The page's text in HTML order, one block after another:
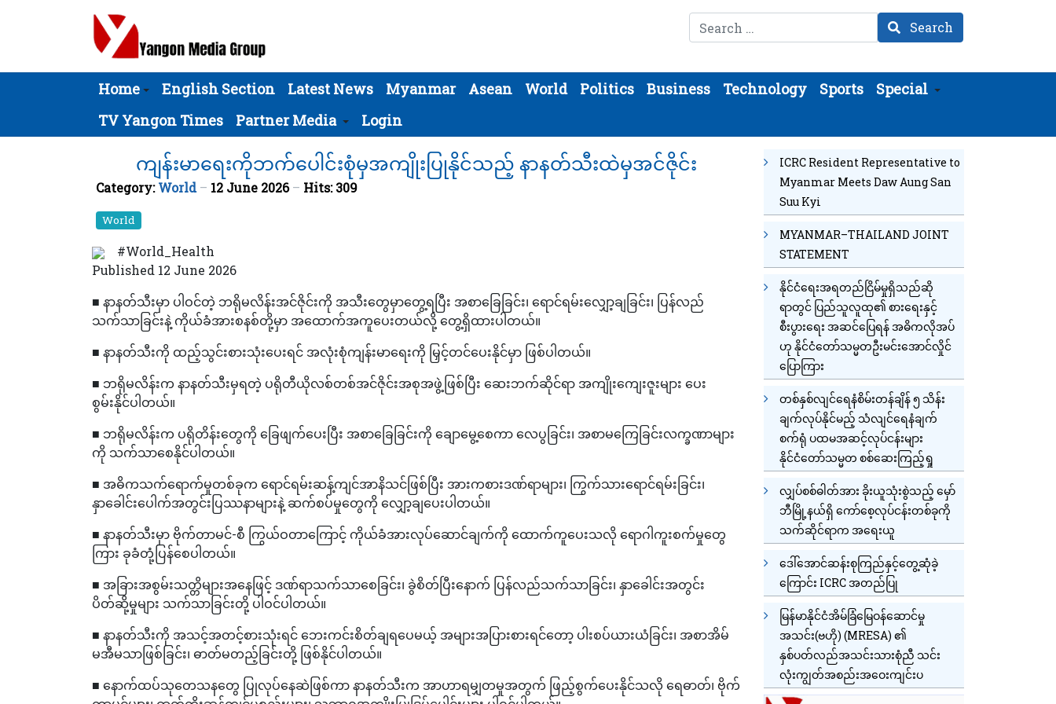
Search Search
Home English Section Latest News Myanmar Asean World Politics Business Technology Sports
Special
TV Yangon Times
Partner Media Login
ကျန်းမာရေးကိုဘက်ပေါင်းစုံမှအကျိုးပြုနိုင်သည့် နာနတ်သီးထဲမှအင်ဇိုင်း
Category:World 12 June 2026 Hits: 309
World
#World_Health
Published 12 June 2026
■ နာနတ်သီးမှာ ပါဝင်တဲ့ ဘရိုမလိန်းအင်ဇိုင်းကို အသီးတွေမှာတွေ့ရပြီး အစာခြေခြင်း၊ ရောင်ရမ်းလျှော့ချခြင်း၊ ပြန်လည်
သက်သာခြင်းနဲ့ ကိုယ်ခံအားစနစ်တို့မှာ အထောက်အကူပေးတယ်လို့ တွေ့ရှိထားပါတယ်။
■ နာနတ်သီးကို ထည့်သွင်းစားသုံးပေးရင် အလုံးစုံကျန်းမာရေးကို မြှင့်တင်ပေးနိုင်မှာ ဖြစ်ပါတယ်။
■ ဘရိုမလိန်းက နာနတ်သီးမှရတဲ့ ပရိုတီယိုလစ်တစ်အင်ဇိုင်းအစုအဖွဲ့ဖြစ်ပြီး ဆေးဘက်ဆိုင်ရာ အကျိုးကျေးဇူးများ ပေး
စွမ်းနိုင်ပါတယ်။
■ ဘရိုမလိန်းက ပရိုတိန်းတွေကို ခြေဖျက်ပေးပြီး အစာခြေခြင်းကို ချောမွေ့စေကာ လေပွခြင်း၊ အစာမကြေခြင်းလက္ခဏာများ
ကို သက်သာစေနိုင်ပါတယ်။
■ အဓိကသက်ရောက်မှုတစ်ခုက ရောင်ရမ်းဆန့်ကျင်အာနိသင်ဖြစ်ပြီး အားကစားဒဏ်ရာများ၊ ကြွက်သားရောင်ရမ်းခြင်း၊
နှာခေါင်းပေါက်အတွင်းပြဿနာများနဲ့ ဆက်စပ်မှုတွေကို လျှော့ချပေးပါတယ်။
■ နာနတ်သီးမှာ ဗိုက်တာမင်-စီ ကြွယ်ဝတာကြောင့် ကိုယ်ခံအားလုပ်ဆောင်ချက်ကို ထောက်ကူပေးသလို ရောဂါကူးစက်မှုတွေ
ကြား ခုခံတုံ့ပြန်စေပါတယ်။
■ အခြားအစွမ်းသတ္တိများအနေဖြင့် ဒဏ်ရာသက်သာစေခြင်း၊ ခွဲစိတ်ပြီးနောက် ပြန်လည်သက်သာခြင်း၊ နှာခေါင်းအတွင်း
ပိတ်ဆို့မှုများ သက်သာခြင်းတို့ ပါဝင်ပါတယ်။
■ နာနတ်သီးကို အသင့်အတင့်စားသုံးရင် ဘေးကင်းစိတ်ချရပေမယ့် အများအပြားစားရင်တော့ ပါးစပ်ယားယံခြင်း၊ အစာအိမ်
မအီမသာဖြစ်ခြင်း၊ ဓာတ်မတည့်ခြင်းတို့ ဖြစ်နိုင်ပါတယ်။
■ နောက်ထပ်သုတေသနတွေ ပြုလုပ်နေဆဲဖြစ်ကာ နာနတ်သီးက အာဟာရမျှတမှုအတွက် ဖြည့်စွက်ပေးနိုင်သလို ရေဓာတ်၊ ဗိုက်
ICRC Resident Representative to
Myanmar Meets Daw Aung San
Suu Kyi
MYANMAR–THAILAND JOINT
STATEMENT
နိုင်ငံရေးအရတည်ငြိမ်မှုရှိသည်ဆို
ရာတွင် ပြည်သူလူထု၏ စားရေးနှင့်
စီးပွားရေး အဆင်ပြေရန် အဓိကလိုအပ်
ဟု နိုင်ငံတော်သမ္မတဦးမင်းအောင်လှိုင်
ပြောကြား
တစ်နှစ်လျင်ရေနံစိမ်းတန်ချိန် ၅ သိန်း
ချက်လုပ်နိုင်မည့် သံလျင်ရေနံချက်
စက်ရုံ ပထမအဆင့်လုပ်ငန်းများ
နိုင်ငံတော်သမ္မတ စစ်ဆေးကြည့်ရှု
လျှပ်စစ်ဓါတ်အား ခိုးယူသုံးစွဲသည့် မှော်
ဘီမြို့နယ်ရှိ ကော်စေ့လုပ်ငန်းတစ်ခုကို
သက်ဆိုင်ရာက အရေးယူ
ဒေါ်အောင်ဆန်းစုကြည်နှင့်တွေ့ဆုံခဲ့
ကြောင်း ICRC အတည်ပြု
မြန်မာနိုင်ငံအိမ်ခြံမြေဝန်ဆောင်မှု
အသင်း(ဗဟို) (MRESA) ၏
နှစ်ပတ်လည်အသင်းသားစုံညီ သင်း
လုံးကျွတ်အစည်းအဝေးကျင်းပ